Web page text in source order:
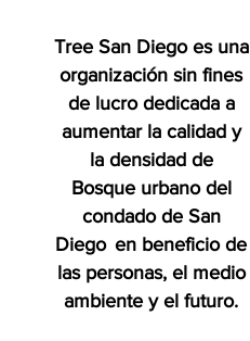
Tree San Diego es una
organización sin fines
de lucro dedicada a
aumentar la calidad y
la densidad de
Bosque urbano del
condado de San
Diego en beneficio de
las personas, el medio
ambiente y el futuro.